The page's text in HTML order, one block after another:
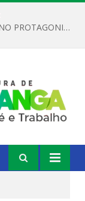
REGULAMENTO OFICIAL DO PRÊMIO ALUNO PROTAGONISTA – EDIÇÃO 2026